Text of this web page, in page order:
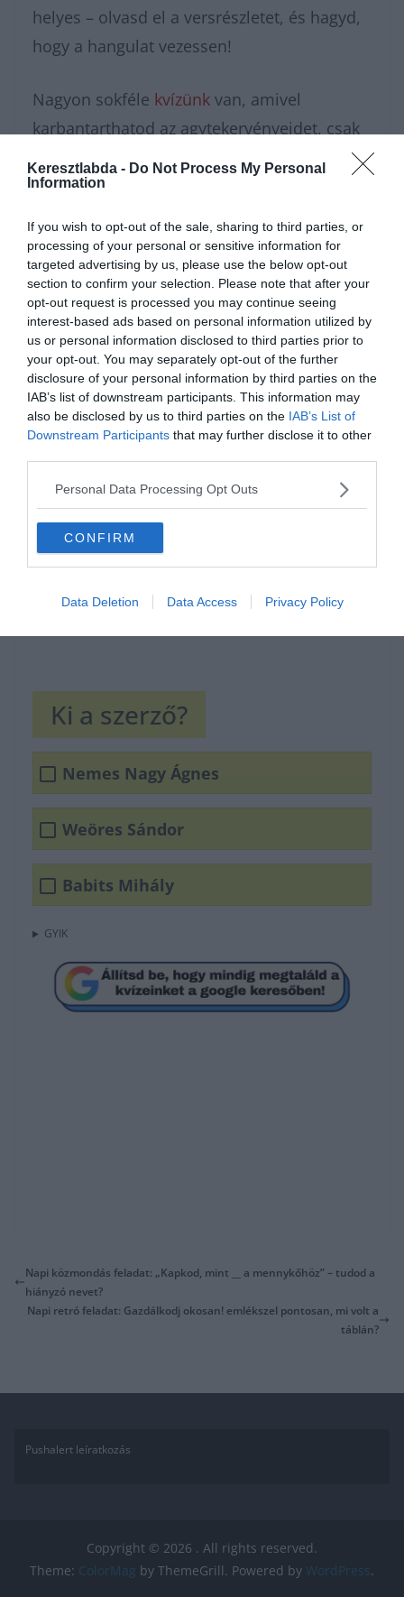
Keresztlabda - Do Not Process My Personal
Information
If you wish to opt-out of the sale, sharing to third parties, or
processing of your personal or sensitive information for
targeted advertising by us, please use the below opt-out
section to confirm your selection. Please note that after your
opt-out request is processed you may continue seeing
interest-based ads based on personal information utilized by
us or personal information disclosed to third parties prior to
your opt-out. You may separately opt-out of the further
disclosure of your personal information by third parties on the
IAB’s list of downstream participants. This information may
also be disclosed by us to third parties on the IAB’s List of
Downstream Participants that may further disclose it to other
Personal Data Processing Opt Outs
CONFIRM
Data Deletion Data Access Privacy Policy
helyes – olvasd el a versrészletet, és hagyd,
hogy a hangulat vezessen!
Nagyon sokféle kvízünk van, amivel
karbantarthatod az agytekervényeidet, csak
nézz körül nálunk éstovábbi érdekes
napi játékokat találhatsz.
Hirdetés
Ki a szerző?
Nemes Nagy Ágnes
Weöres Sándor
Babits Mihály
GYIK
Napi közmondás feladat: „Kapkod, mint __ a mennykőhöz” – tudod a
hiányzó nevet?
Napi retró feladat: Gazdálkodj okosan! emlékszel pontosan, mi volt a
táblán?
Pushalert leíratkozás
Copyright © 2026 . All rights reserved.
Theme: ColorMag by ThemeGrill. Powered by WordPress.